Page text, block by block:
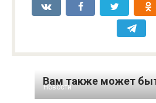
Вам также может
Новости